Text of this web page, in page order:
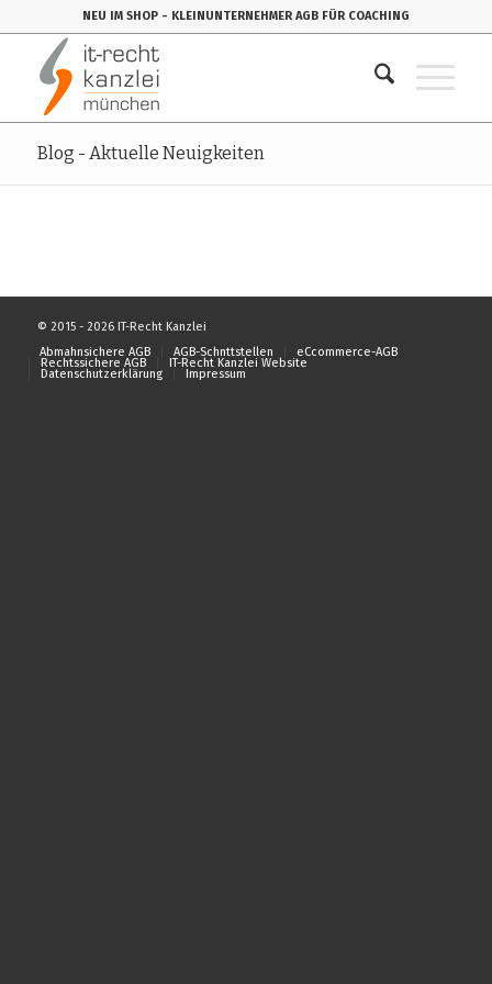
NEU IM SHOP - KLEINUNTERNEHMER AGB FÜR COACHING
Blog - Aktuelle Neuigkeiten
© 2015 - 2026 IT-Recht Kanzlei
Abmahnsichere AGB
AGB-Schnttstellen eCcommerce-AGB
Rechtssichere AGB IT-Recht Kanzlei Website
Datenschutzerklärung Impressum